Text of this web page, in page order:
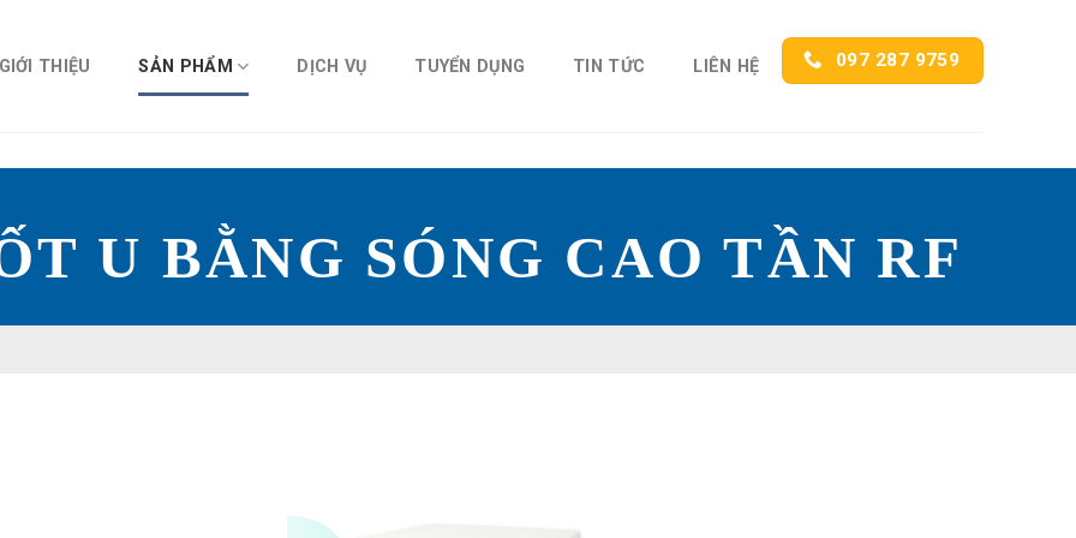
GIỚI THIỆU SẢN PHẨM DỊCH VỤ TUYỂN DỤNG TIN TỨC LIÊN HỆ 097 287 9759
U BẰNG SÓNG CAO TẦN RF